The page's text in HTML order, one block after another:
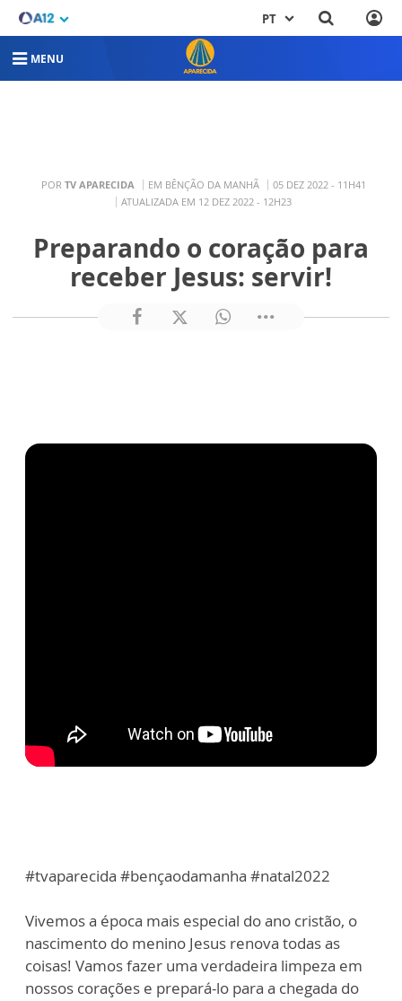
PT
MENU
POR TV APARECIDA EM BÊNÇÃO DA MANHÃ
05 DEZ 2022 - 11H41
ATUALIZADA EM 12 DEZ 2022 - 12H23
Preparando o coração para
receber Jesus: servir!
#tvaparecida #bençaodamanha #natal2022
Vivemos a época mais especial do ano cristão, o
nascimento do menino Jesus renova todas as
coisas! Vamos fazer uma verdadeira limpeza em
nossos corações e prepará-lo para a chegada do